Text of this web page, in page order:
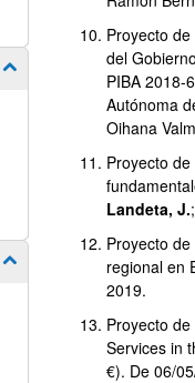
Mostrar/ocultar subpáginas
Mostrar/ocultar subpáginas
Proyecto
del
PIBA 2018-
Autónoma
Oihana
Proyecto
Landeta, J.;
Proyecto
regional en
2019.
Proyecto
Services in
€). De 06/